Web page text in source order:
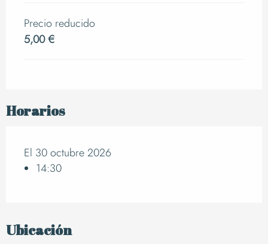
Precio reducido
5,00 €
Horarios
El 30 octubre 2026
14:30
Ubicación